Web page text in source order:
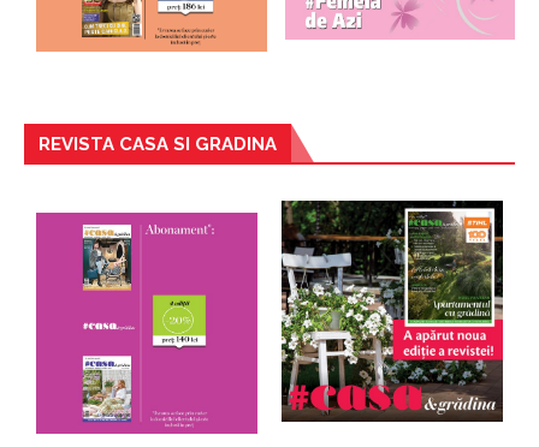
REVISTA CASA SI GRADINA